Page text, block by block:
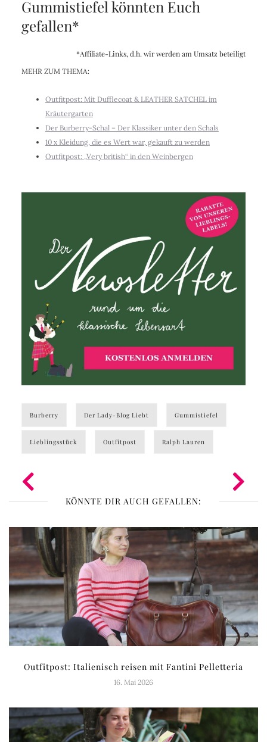
Gummistiefel könnten Euch
gefallen*
*Affiliate-Links, d.h. wir werden am Umsatz beteiligt
MEHR ZUM THEMA:
Outfitpost: Mit Dufflecoat & LEATHER SATCHEL im
Kräutergarten
Der Burberry-Schal – Der Klassiker unter den Schals
10 x Kleidung, die es Wert war, gekauft zu werden
Outfitpost: „Very british“ in den Weinbergen
Burberry Der Lady-Blog Liebt Gummistiefel
Lieblingsstück Outfitpost Ralph Lauren
KÖNNTE DIR AUCH GEFALLEN:
Outfitpost: Italienisch reisen mit Fantini Pelletteria
16. Mai 2026